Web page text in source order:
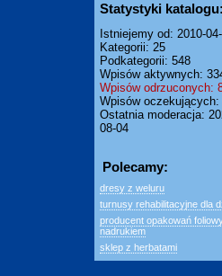
Statystyki katalogu:
Istniejemy od: 2010-
Kategorii: 25
Podkategorii: 548
Wpisów aktywnych:
Wpisów odrzuconych:
Wpisów oczekujących:
Ostatnia moderacja:
08-04
Polecamy:
dresy z weluru
turnusy rehabilitacyjne dla
producent opakowań
nadrukiem
sklep z herbatami